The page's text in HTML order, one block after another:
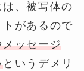
、被写体の
があるので
ッセージ
というデメリ